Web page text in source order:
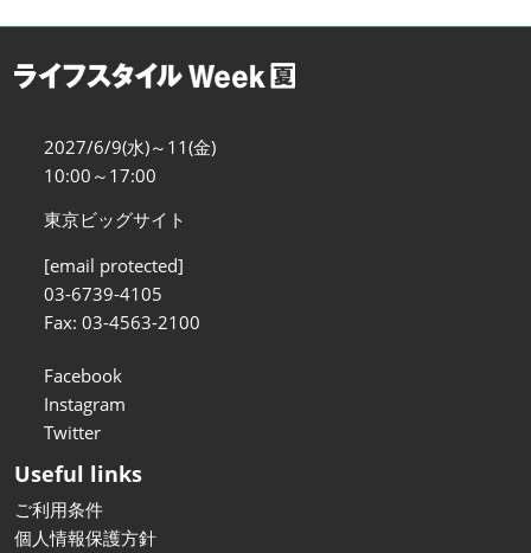
2027/6/9(水)～11(金)
10:00～17:00
東京ビッグサイト
[email protected]
03-6739-4105
Fax: 03-4563-2100
Facebook
Instagram
Twitter
Useful links
ご利用条件
個人情報保護方針